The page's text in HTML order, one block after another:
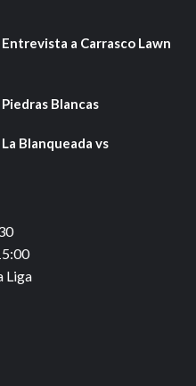
a Carrasco Lawn
Blancas
Blanqueada vs
Liga